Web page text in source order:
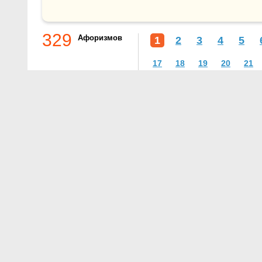
329 Афоризмов 1 2 3 4 5
17 18 19 20 21